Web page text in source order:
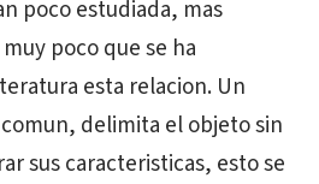
poco estudiada, mas
poco que se ha
esta relacion. Un
delimita el objeto sin
sus caracteristicas, esto se